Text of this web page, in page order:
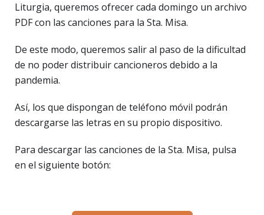
Liturgia, queremos ofrecer cada domingo un archivo
PDF con las canciones para la Sta. Misa.
De este modo, queremos salir al paso de la dificultad
de no poder distribuir cancioneros debido a la
pandemia.
Así, los que dispongan de teléfono móvil podrán
descargarse las letras en su propio dispositivo.
Para descargar las canciones de la Sta. Misa, pulsa
en el siguiente botón: